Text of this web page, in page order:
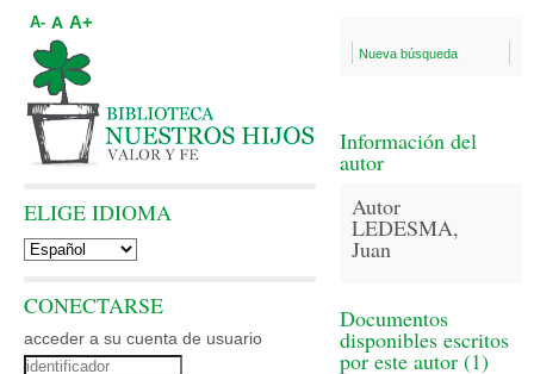
Nueva búsqueda
Información del
autor
Autor
LEDESMA,
Juan
Documentos
disponibles escritos
por este autor (1)
A- A A+
ELIGE IDIOMA
CONECTARSE
acceder a su cuenta de usuario